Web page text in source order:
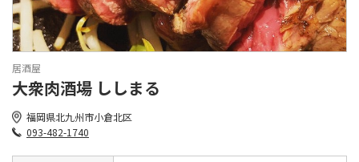
居酒屋
大衆肉酒場 ししまる
福岡県北九州市小倉北区
093-482-1740